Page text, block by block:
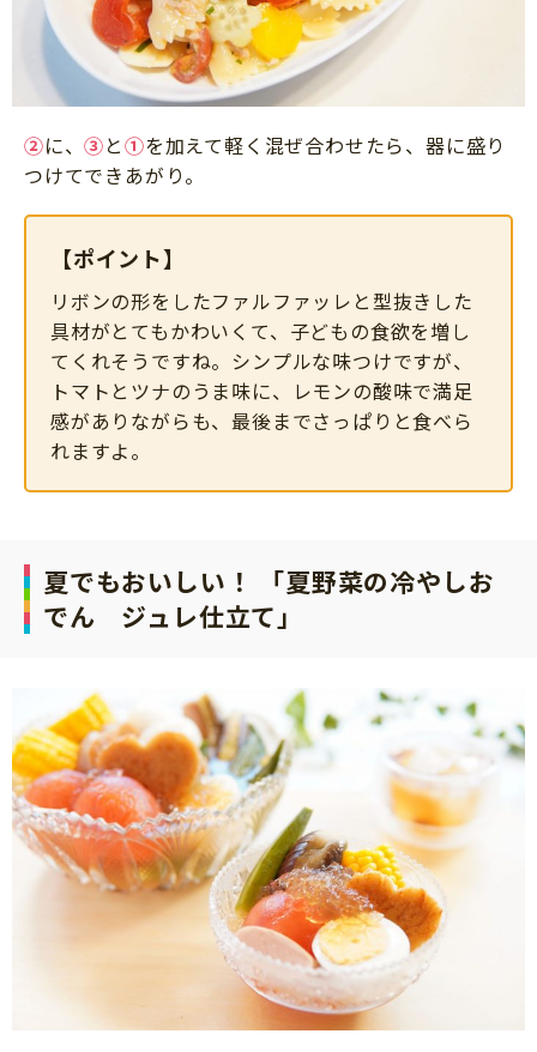
②に、③と①を加えて軽く混ぜ合わせたら、器に盛り
つけてできあがり。
【ポイント】
リボンの形をしたファルファッレと型抜きした
具材がとてもかわいくて、子どもの食欲を増し
てくれそうですね。シンプルな味つけですが、
トマトとツナのうま味に、レモンの酸味で満足
感がありながらも、最後までさっぱりと食べら
れますよ。
夏でもおいしい！ 「夏野菜の冷やしお
でん ジュレ仕立て」